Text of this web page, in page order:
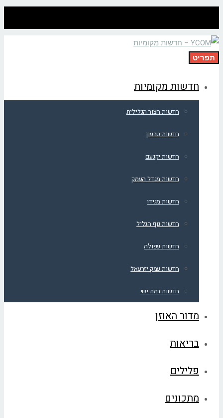
תפריט
חדשות מקומיות
חדשות חצור הגלילית
חדשות טבעון
חדשות יקנעם
חדשות מגדל העמק
חדשות מגידו
חדשות נוף הגליל
חדשות עפולה
חדשות עמק יזרעאל
חדשות רמת ישי
מדור האוזן
בריאות
פלילים
מתכונים